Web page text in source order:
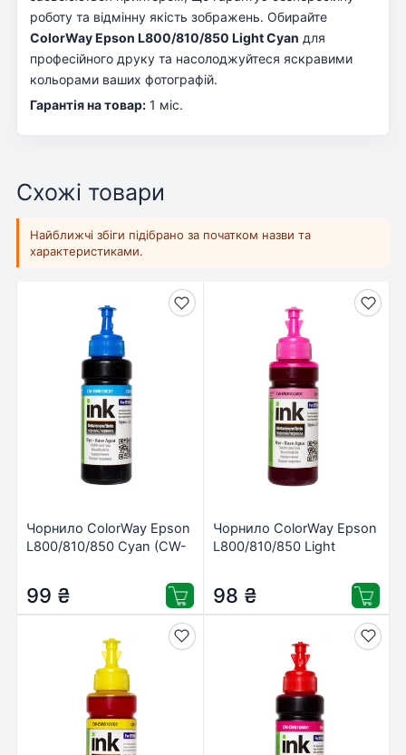
роботу та відмінну якість зображень. Обирайте
ColorWay Epson L800/810/850 Light Cyan для
професійного друку та насолоджуйтеся яскравими
кольорами ваших фотографій.
Гарантія на товар: 1 міс.
Схожі товари
Найближчі збіги підібрано за початком назви та
характеристиками.
Чорнило ColorWay Epson
L800/810/850 Cyan (CW-
99 ₴
Чорнило ColorWay Epson
L800/810/850 Light
98 ₴